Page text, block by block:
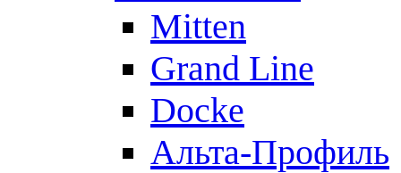
Mitten
Grand Line
Docke
Альта-Профиль